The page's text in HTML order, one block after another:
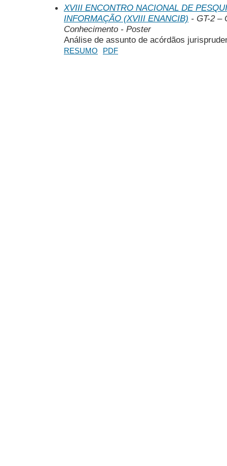
XVIII ENCONTRO NACIONAL DE
INFORMAÇÃO (XVIII ENANCIB) - GT-2 –
Conhecimento - Poster
Análise de assunto de acórdãos
RESUMO PDF